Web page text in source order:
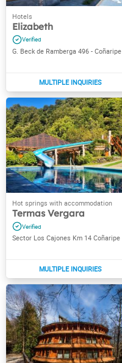
Elizabeth
G. Beck de Ramberga 496 - Coñaripe
Termas Vergara
Sector Los Cajones Km 14 Coñaripe